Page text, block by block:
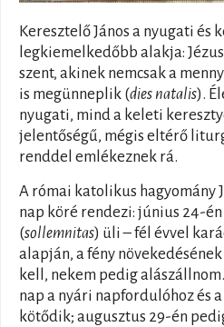
Keresztelő János a nyugati
legkiemelkedőbb alakja:
szent, akinek nemcsak a
is megünneplik (dies natalis).
nyugati, mind a keleti
jelentőségű, mégis eltérő
renddel emlékeznek rá.
A római katolikus hagyomány
nap köré rendezi: június 24-
(sollemnitas) üli – fél évvel
alapján, a fény
kell, nekem pedig
nap a nyári napfordulóhoz és
kötődik; augusztus 29-én